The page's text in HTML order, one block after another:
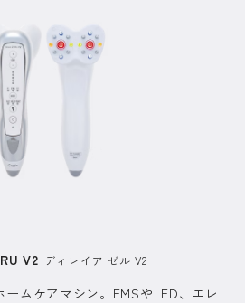
V2 ディレイア ゼル V2
ムケアマシン。EMSやLED、エレ